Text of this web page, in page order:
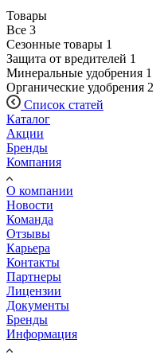
Товары
Все 3
Сезонные товары 1
Защита от вредителей 1
Минеральные удобрения 1
Органические удобрения 2
Список статей
Каталог
Акции
Бренды
Компания
О компании
Новости
Команда
Отзывы
Карьера
Контакты
Партнеры
Лицензии
Документы
Бренды
Информация